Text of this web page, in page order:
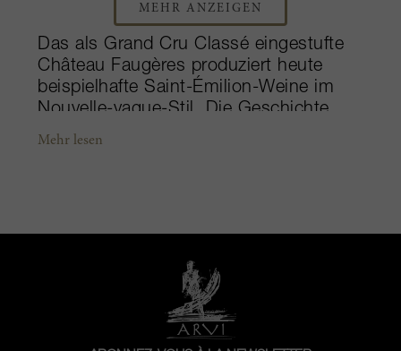
MEHR ANZEIGEN
Das als Grand Cru Classé eingestufte
Château Faugères produziert heute
beispielhafte Saint-Émilion-Weine im
Nouvelle-vague-Stil. Die Geschichte
des Gutes reicht bis ins frühe 19.
Parfumdesigner und Weinliebhaber
Silvio Denz im Jahr 2005 das Château
von einer direkten Nachfahrin der
Gründerfamilie, Gorinne Guisez. Unter
der Leitung von Denz und dank
wesentlicher Investitionen in sowohl
Mehr lesen